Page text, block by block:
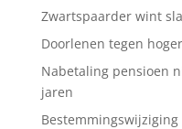
Zwartspaarder wint
Doorlenen tegen
Nabetaling pensioen
jaren